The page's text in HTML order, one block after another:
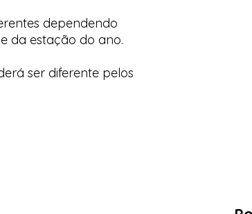
dependendo
da estação do ano.
ser diferente pelos